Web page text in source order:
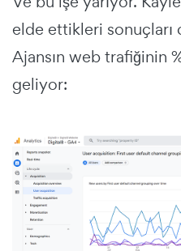
elde ettikleri sonuçları
Ajansın web trafiğinin
geliyor: